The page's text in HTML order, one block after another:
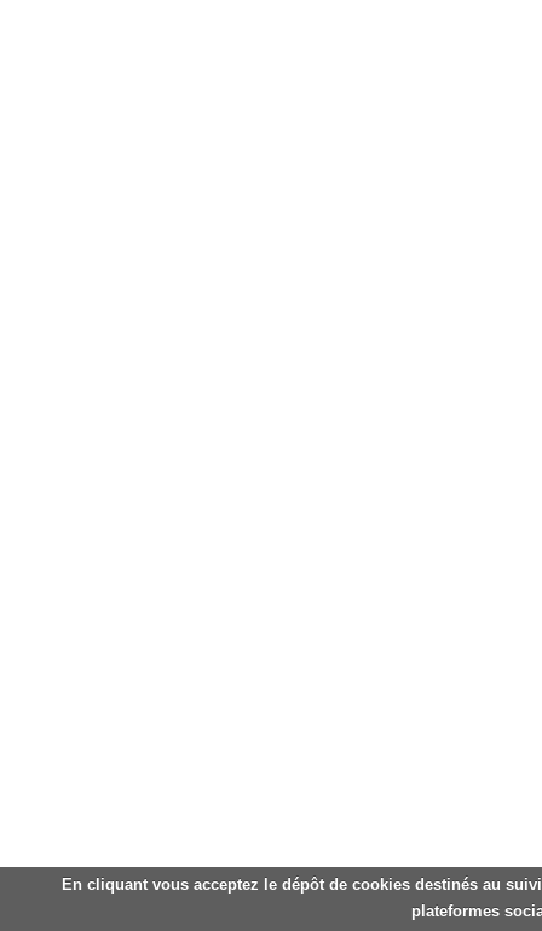
En cliquant vous acceptez le dépôt de cookies destinés au
plateformes